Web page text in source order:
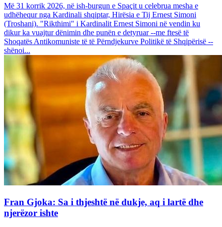
Më 31 korrik 2026, në ish-burgun e Spaçit u celebrua mesha e
udhëhequr nga Kardinali shqiptar, Hirësia e Tij Ernest Simoni
(Troshani). "Rikthimi" i Kardinalit Ernest Simoni në vendin ku
dikur ka vuajtur dënimin dhe punën e detyruar --me ftesë të
Shoqatës Antikomuniste të të Përndjekurve Politikë të Shqipërisë --
shënoi...
Fran Gjoka: Sa i thjeshtë në dukje, aq i lartë dhe
njerëzor ishte